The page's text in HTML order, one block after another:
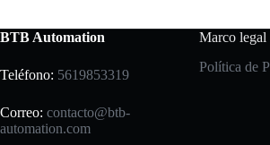
BTB Automation
Teléfono: 5619853319
Correo: contacto@btb-
automation.com
Marco legal
Política de